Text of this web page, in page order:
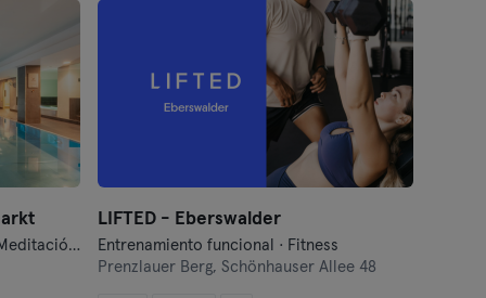
Barre · Danza · Fitness · Hyrox · Meditación · Natación · Pilates · Qi Gong y Tai Chi · Sauna · Yoga
LIFTED - Eberswalder
Entrenamiento funcional · Fitness
Prenzlauer Berg,Schönhauser Allee 48